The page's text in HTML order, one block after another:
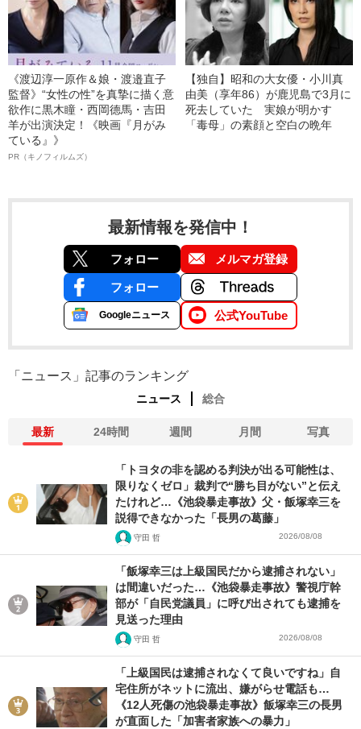
《渡辺淳一原作＆娘・渡邉直子
監督》“女性の性”を真摯に描く意
欲作に黒木瞳・西岡德馬・吉田
羊が出演決定！《映画『月がみ
ている』》
PR（キノフィルムズ）
【独自】昭和の大女優・小川真
由美（享年86）が鹿児島で3月に
死去していた 実娘が明かす
「毒母」の素顔と空白の晩年
最新情報を発信中！
フォロー メルマガ登録
フォロー
Googleニュース 公式YouTube
「ニュース」記事のランキング
ニュース 総合
最新 24時間 週間 月間 写真
「トヨタの非を認める判決が出る可能性は、
限りなくゼロ」裁判で“勝ち目がない”と伝え
たけれど…《池袋暴走事故》父・飯塚幸三を
説得できなかった「長男の葛藤」
守田 哲 2026/08/08
「飯塚幸三は上級国民だから逮捕されない」
は間違いだった…《池袋暴走事故》警視庁幹
部が「自民党議員」に呼び出されても逮捕を
見送った理由
守田 哲 2026/08/08
「上級国民は逮捕されなくて良いですね」自
宅住所がネットに流出、嫌がらせ電話も…
《12人死傷の池袋暴走事故》飯塚幸三の長男
が直面した「加害者家族への暴力」